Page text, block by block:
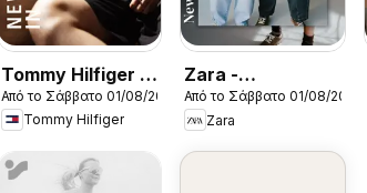
Tommy Hilfiger -
Kατάλογος
8/2026 New in
Men
Από το Σάββατο 01/08/2026
Tommy Hilfiger
Zara -
Kατάλογος
8/2026 boys
Από το Σάββατο 01/08/2026
Zara